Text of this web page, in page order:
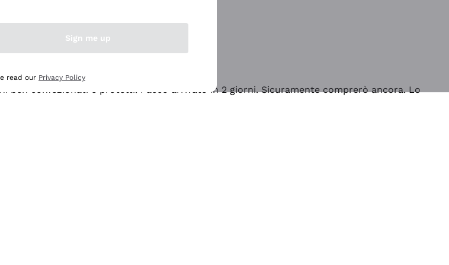
ben confezionati e protetti. Pacco arrivato in 2 giorni. Sicuramente comprerò ancora. Lo
Sign me up
read our Privacy Policy